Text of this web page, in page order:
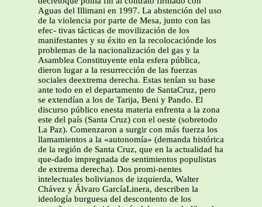
Aguas del Illimani en 1997. La abstención del uso
de la violencia por parte de Mesa, junto con las
efec- tivas tácticas de movilización de los
manifestantes y su éxito en la recolocaciónde los
problemas de la nacionalización del gas y la
Asamblea Constituyente enla esfera pública,
dieron lugar a la resurrección de las fuerzas
sociales deextrema derecha. Estas tenían su base
ante todo en el departamento de SantaCruz, pero
se extendían a los de Tarija, Beni y Pando. El
discurso público enesta materia enfrenta a la zona
este del país (Santa Cruz) con el oeste (sobretodo
La Paz). Comenzaron a surgir con más fuerza los
llamamientos a la «autonomía» (demanda histórica
de la región de Santa Cruz, que en la actualidad ha
que-dado impregnada de sentimientos populistas
de extrema derecha). Dos promi-nentes
intelectuales bolivianos de izquierda, Walter
Chávez y Álvaro GarcíaLinera, describen la
ideología burguesa del descontento de los